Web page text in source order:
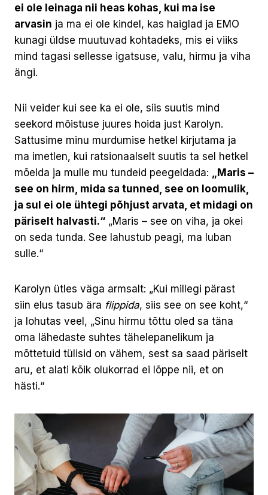
ei ole leinaga nii heas kohas, kui ma ise
arvasin ja ma ei ole kindel, kas haiglad ja EMO
kunagi üldse muutuvad kohtadeks, mis ei viiks
mind tagasi sellesse igatsuse, valu, hirmu ja viha
ängi.
Nii veider kui see ka ei ole, siis suutis mind
seekord mõistuse juures hoida just Karolyn.
Sattusime minu murdumise hetkel kirjutama ja
ma imetlen, kui ratsionaalselt suutis ta sel hetkel
mõelda ja mulle mu tundeid peegeldada: „Maris –
see on hirm, mida sa tunned, see on loomulik,
ja sul ei ole ühtegi põhjust arvata, et midagi on
päriselt halvasti.“ „Maris – see on viha, ja okei
on seda tunda. See lahustub peagi, ma luban
sulle.“
Karolyn ütles väga armsalt: „Kui millegi pärast
siin elus tasub ära flippida, siis see on see koht,“
ja lohutas veel, „Sinu hirmu tõttu oled sa täna
oma lähedaste suhtes tähelepanelikum ja
mõttetuid tülisid on vähem, sest sa saad päriselt
aru, et alati kõik olukorrad ei lõppe nii, et on
hästi.“